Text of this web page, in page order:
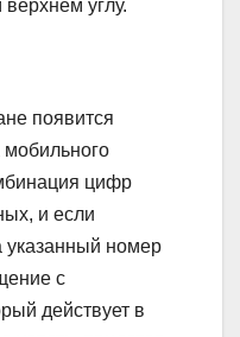
углу.
появится
цифр
и если
указанный номер
с
действует в